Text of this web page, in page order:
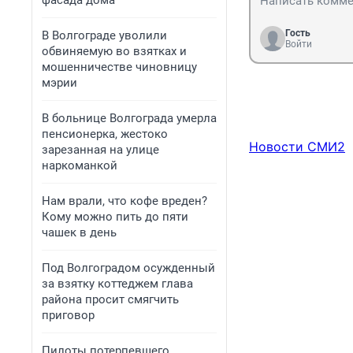
В Волгограде уволили
обвиняемую во взятках и
мошенничестве чиновницу
мэрии
В больнице Волгограда умерла
пенсионерка, жестоко
зарезанная на улице
наркоманкой
Нам врали, что кофе вреден?
Кому можно пить до пяти
чашек в день
Под Волгоградом осужденный
за взятку коттеджем глава
района просит смягчить
приговор
Гость
Войти
Новости СМИ2